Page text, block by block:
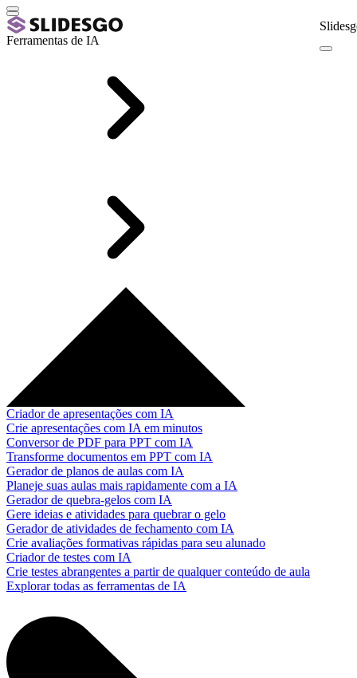
Ferramentas de IA
Criador de apresentações com IA
Crie apresentações com IA em minutos
Conversor de PDF para PPT com IA
Transforme documentos em PPT com IA
Gerador de planos de aulas com IA
Planeje suas aulas mais rapidamente com a IA
Gerador de quebra-gelos com IA
Gere ideias e atividades para quebrar o gelo
Gerador de atividades de fechamento com IA
Crie avaliações formativas rápidas para seu alunado
Criador de testes com IA
Crie testes abrangentes a partir de qualquer conteúdo de aula
Explorar todas as ferramentas de IA